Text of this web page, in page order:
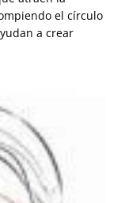
el círculo
a crear